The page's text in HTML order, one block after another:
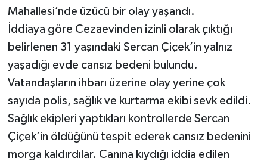
Mahallesi’nde üzücü bir olay yaşandı.
İddiaya göre Cezaevinden izinli olarak çıktığı
belirlenen 31 yaşındaki Sercan Çiçek’in yalnız
yaşadığı evde cansız bedeni bulundu.
Vatandaşların ihbarı üzerine olay yerine çok
sayıda polis, sağlık ve kurtarma ekibi sevk edildi.
Sağlık ekipleri yaptıkları kontrollerde Sercan
Çiçek’in öldüğünü tespit ederek cansız bedenini
morga kaldırdılar. Canına kıydığı iddia edilen